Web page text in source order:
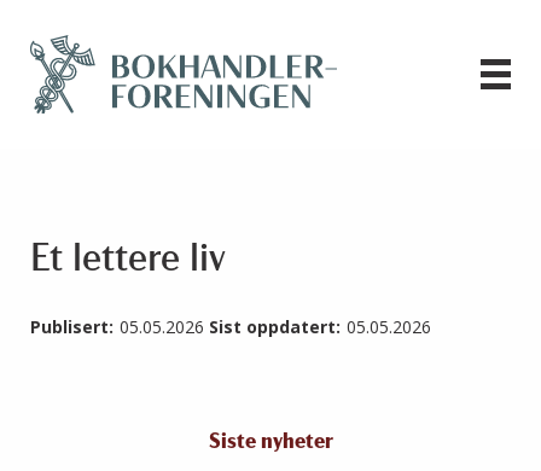
Et lettere liv
Publisert: 05.05.2026 Sist oppdatert: 05.05.2026
Siste nyheter